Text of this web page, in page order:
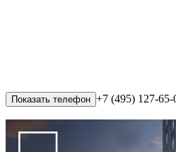
Показать телефон +7 (495) 127-65-